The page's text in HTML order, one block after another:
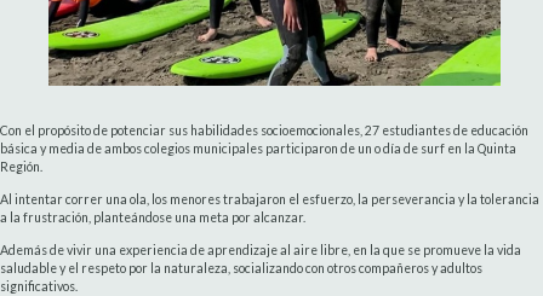
Con el propósito de potenciar sus habilidades socioemocionales, 27 estudiantes de educación
básica y media de ambos colegios municipales participaron de un o día de surf en la Quinta
Región.
Al intentar correr una ola, los menores trabajaron el esfuerzo, la perseverancia y la tolerancia
a la frustración, planteándose una meta por alcanzar.
Además de vivir una experiencia de aprendizaje al aire libre, en la que se promueve la vida
saludable y el respeto por la naturaleza, socializando con otros compañeros y adultos
significativos.